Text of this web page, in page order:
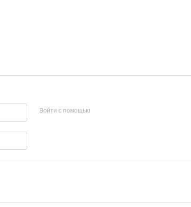
Войти с помощью